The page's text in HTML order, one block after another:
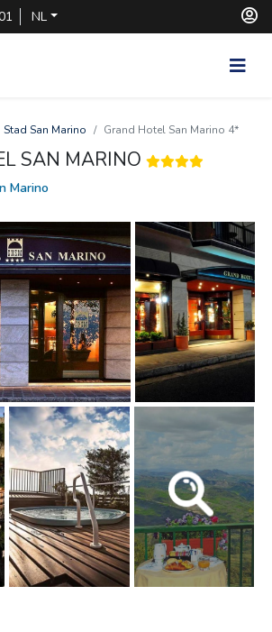
NL
Stad San Marino Grand Hotel San Marino 4*
SAN MARINO
Marino